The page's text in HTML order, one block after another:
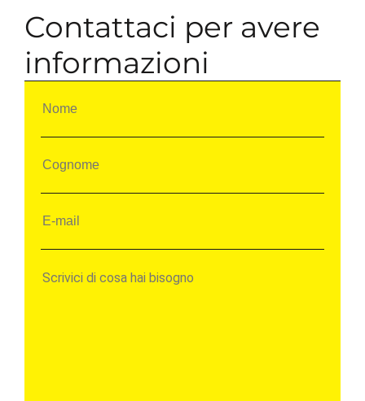
Contattaci per avere
informazioni